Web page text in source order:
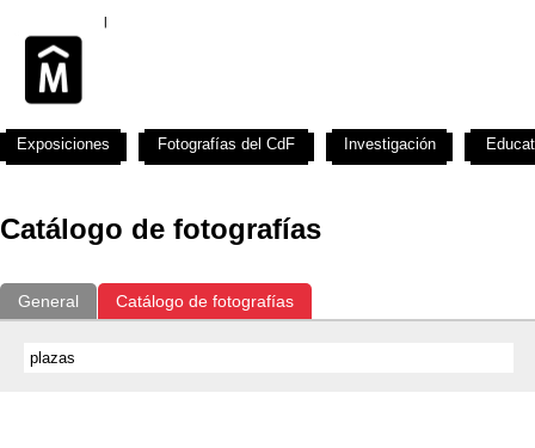
Catálogo de fotografías
General Catálogo de fotografías
Exposiciones Fotografías del CdF Investigación